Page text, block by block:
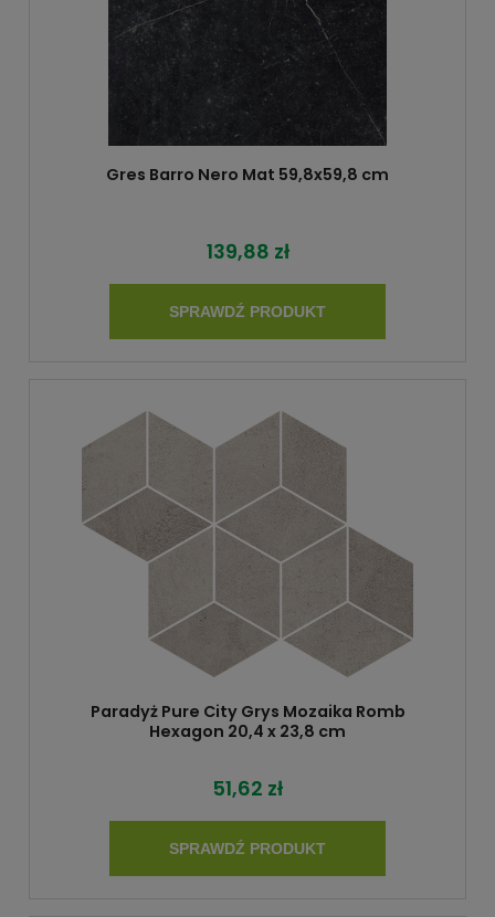
Gres Barro Nero Mat 59,8x59,8 cm
139,88 zł
SPRAWDŹ PRODUKT
Paradyż Pure City Grys Mozaika Romb
Hexagon 20,4 x 23,8 cm
51,62 zł
SPRAWDŹ PRODUKT